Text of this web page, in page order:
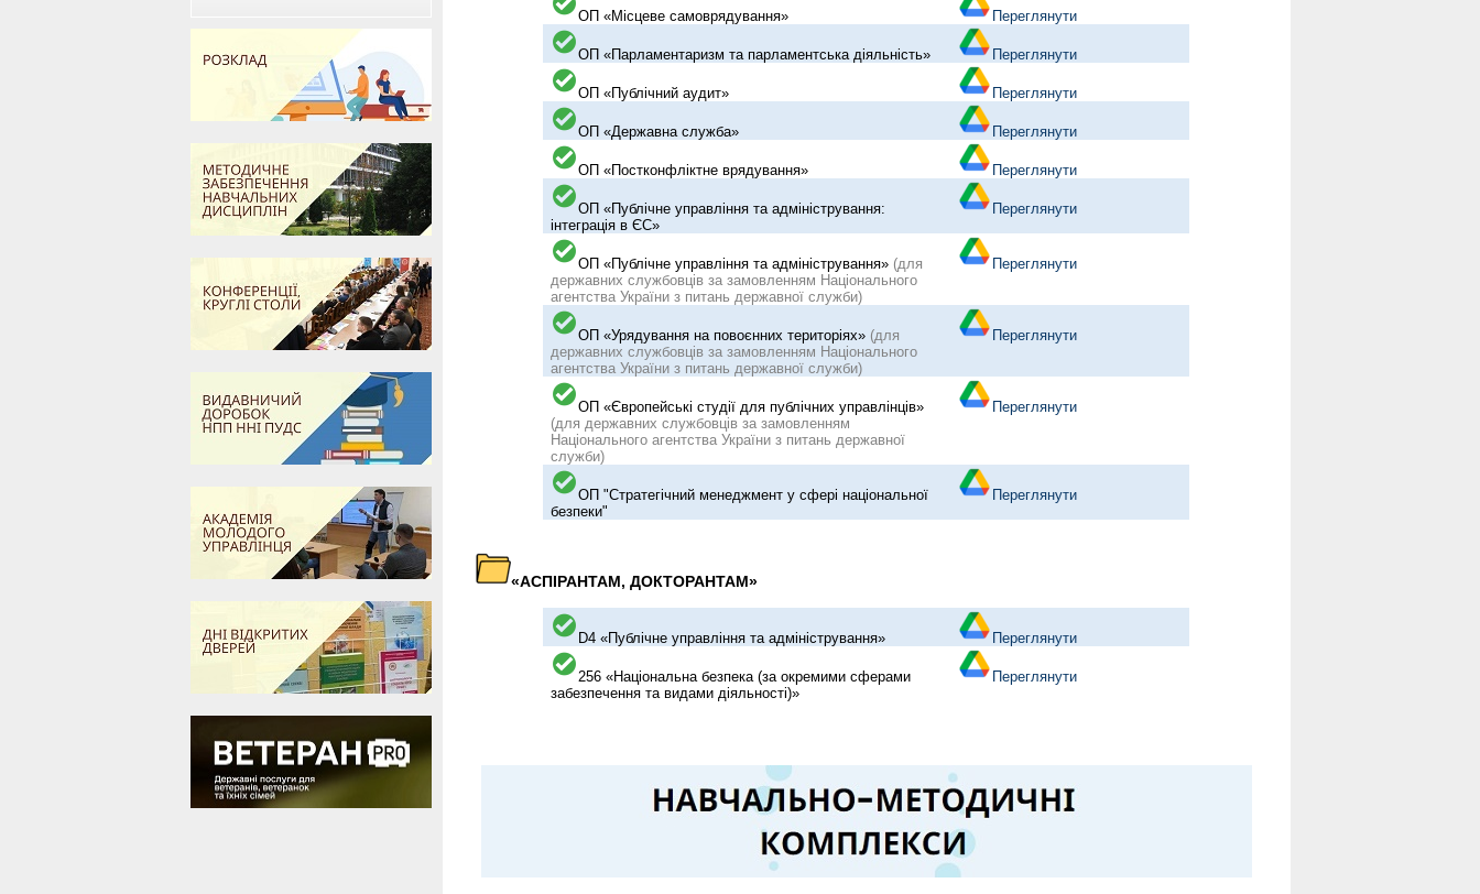
ОП «Місцеве самоврядування» Переглянути
ОП «Парламентаризм та парламентська діяльність» Переглянути
ОП «Публічний аудит» Переглянути
ОП «Державна служба» Переглянути
ОП «Постконфліктне врядування» Переглянути
ОП «Публічне управління та адміністрування:
інтеграція в ЄС»
Переглянути
ОП «Публічне управління та адміністрування» (для
державних службовців за замовленням Національного
агентства України з питань державної служби)
Переглянути
ОП «Урядування на повоєнних територіях» (для
державних службовців за замовленням Національного
агентства України з питань державної служби)
Переглянути
ОП «Європейські студії для публічних управлінців»
(для державних службовців за замовленням
Національного агентства України з питань державної
служби)
Переглянути
ОП "Стратегічний менеджмент у сфері національної
безпеки"
Переглянути
«АСПІРАНТАМ, ДОКТОРАНТАМ»
D4 «Публічне управління та адміністрування» Переглянути
256 «Національна безпека (за окремими сферами
забезпечення та видами діяльності)»
Переглянути